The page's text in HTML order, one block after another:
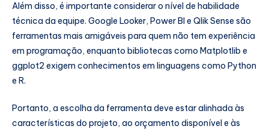
Além disso, é importante considerar o nível de habilidade
técnica da equipe. Google Looker, Power BI e Qlik Sense são
ferramentas mais amigáveis para quem não tem experiência
em programação, enquanto bibliotecas como Matplotlib e
ggplot2 exigem conhecimentos em linguagens como Python
e R.
Portanto, a escolha da ferramenta deve estar alinhada às
características do projeto, ao orçamento disponível e às